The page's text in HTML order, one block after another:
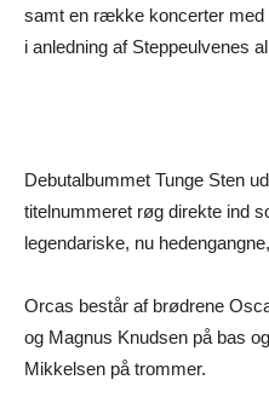
samt en række koncerter med
i anledning af Steppeulvenes
Debutalbummet Tunge Sten
titelnummeret røg direkte ind
legendariske, nu
Orcas består af brødrene
og Magnus Knudsen på bas
Mikkelsen på trommer.